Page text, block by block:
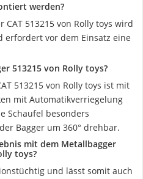
werden?
CAT 513215 von Rolly toys wird
vor dem Einsatz eine
513215 von Rolly toys?
513215 von Rolly toys ist mit
mit Automatikverriegelung
Schaufel besonders
Bagger um 360° drehbar.
mit dem Metallbagger
toys?
und lässt somit auch